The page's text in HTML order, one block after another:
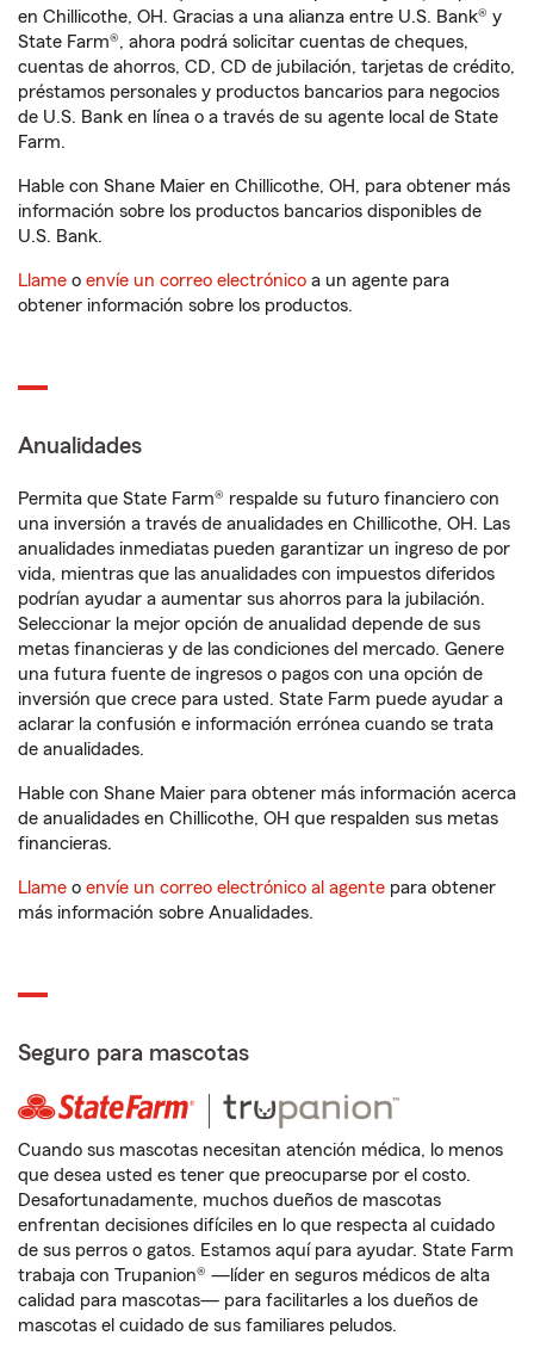
en Chillicothe, OH. Gracias a una alianza entre U.S. Bank® y
State Farm®, ahora podrá solicitar cuentas de cheques,
cuentas de ahorros, CD, CD de jubilación, tarjetas de crédito,
préstamos personales y productos bancarios para negocios
de U.S. Bank en línea o a través de su agente local de State
Farm.
Hable con Shane Maier en Chillicothe, OH, para obtener más
información sobre los productos bancarios disponibles de
U.S. Bank.
Llame o envíe un correo electrónico a un agente para
obtener información sobre los productos.
Anualidades
Permita que State Farm® respalde su futuro financiero con
una inversión a través de anualidades en Chillicothe, OH. Las
anualidades inmediatas pueden garantizar un ingreso de por
vida, mientras que las anualidades con impuestos diferidos
podrían ayudar a aumentar sus ahorros para la jubilación.
Seleccionar la mejor opción de anualidad depende de sus
metas financieras y de las condiciones del mercado. Genere
una futura fuente de ingresos o pagos con una opción de
inversión que crece para usted. State Farm puede ayudar a
aclarar la confusión e información errónea cuando se trata
de anualidades.
Hable con Shane Maier para obtener más información acerca
de anualidades en Chillicothe, OH que respalden sus metas
financieras.
Llame o envíe un correo electrónico al agente para obtener
más información sobre Anualidades.
Seguro para mascotas
Cuando sus mascotas necesitan atención médica, lo menos
que desea usted es tener que preocuparse por el costo.
Desafortunadamente, muchos dueños de mascotas
enfrentan decisiones difíciles en lo que respecta al cuidado
de sus perros o gatos. Estamos aquí para ayudar. State Farm
trabaja con Trupanion® —líder en seguros médicos de alta
calidad para mascotas— para facilitarles a los dueños de
mascotas el cuidado de sus familiares peludos.